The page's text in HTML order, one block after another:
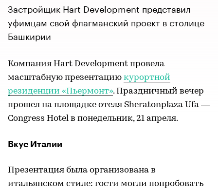
Застройщик Hart Development представил
уфимцам свой флагманский проект в столице
Башкирии
Компания Hart Development провела
масштабную презентацию курортной
резиденции «Пьермонт». Праздничный вечер
прошел на площадке отеля Sheratonplaza Ufa —
Congress Hotel в понедельник, 21 апреля.
Вкус Италии
Презентация была организована в
итальянском стиле: гости могли попробовать